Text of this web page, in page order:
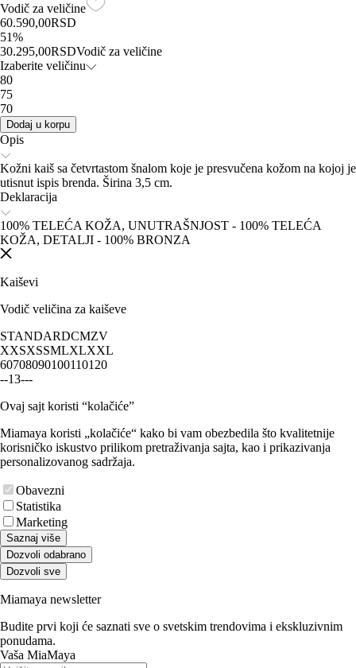
Vodič za veličine
60.590,00RSD
51%
30.295,00RSDVodič za veličine
Izaberite veličinu
80
75
70
Dodaj u korpu
Opis
Kožni kaiš sa četvrtastom šnalom koje je presvučena kožom na kojoj je
utisnut ispis brenda. Širina 3,5 cm.
Deklaracija
100% TELEĆA KOŽA, UNUTRAŠNJOST - 100% TELEĆA
KOŽA, DETALJI - 100% BRONZA
Kaiševi
Vodič veličina za kaiševe
STANDARDCMZV
XXSXSSMLXLXXL
60708090100110120
--13---
Ovaj sajt koristi “kolačiće”
Miamaya koristi „kolačiće“ kako bi vam obezbedila što kvalitetnije
korisničko iskustvo prilikom pretraživanja sajta, kao i prikazivanja
personalizovanog sadržaja.
Obavezni
Statistika
Marketing
Saznaj više
Dozvoli odabrano
Dozvoli sve
Miamaya newsletter
Budite prvi koji će saznati sve o svetskim trendovima i ekskluzivnim
ponudama.
Vaša MiaMaya